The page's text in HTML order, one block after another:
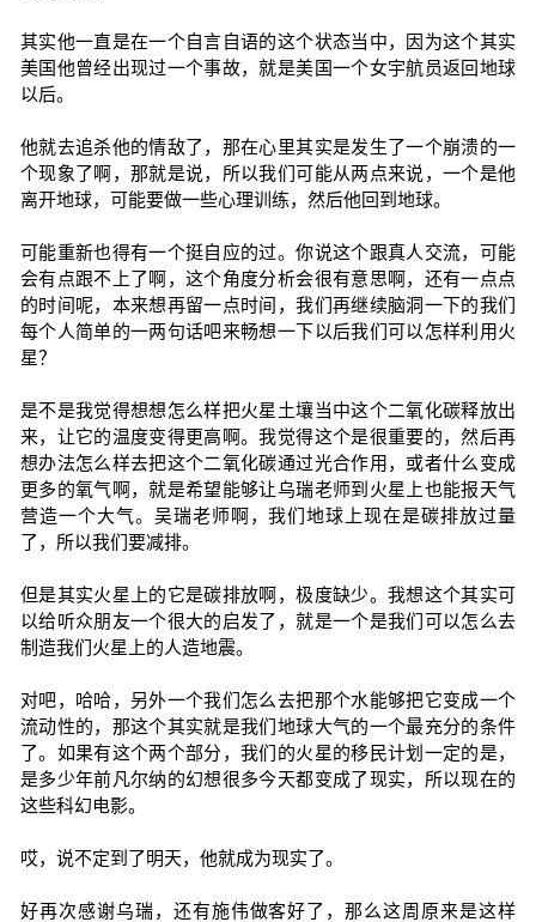
其实他一直是在一个自言自语的这个状态当中，因为这个其实
美国他曾经出现过一个事故，就是美国一个女宇航员返回地球
以后。
他就去追杀他的情敌了，那在心里其实是发生了一个崩溃的一
个现象了啊，那就是说，所以我们可能从两点来说，一个是他
离开地球，可能要做一些心理训练，然后他回到地球。
可能重新也得有一个挺自应的过。你说这个跟真人交流，可能
会有点跟不上了啊，这个角度分析会很有意思啊，还有一点点
的时间呢，本来想再留一点时间，我们再继续脑洞一下的我们
每个人简单的一两句话吧来畅想一下以后我们可以怎样利用火
星？
是不是我觉得想想怎么样把火星土壤当中这个二氧化碳释放出
来，让它的温度变得更高啊。我觉得这个是很重要的，然后再
想办法怎么样去把这个二氧化碳通过光合作用，或者什么变成
更多的氧气啊，就是希望能够让乌瑞老师到火星上也能报天气
营造一个大气。吴瑞老师啊，我们地球上现在是碳排放过量
了，所以我们要减排。
但是其实火星上的它是碳排放啊，极度缺少。我想这个其实可
以给听众朋友一个很大的启发了，就是一个是我们可以怎么去
制造我们火星上的人造地震。
对吧，哈哈，另外一个我们怎么去把那个水能够把它变成一个
流动性的，那这个其实就是我们地球大气的一个最充分的条件
了。如果有这个两个部分，我们的火星的移民计划一定的是，
是多少年前凡尔纳的幻想很多今天都变成了现实，所以现在的
这些科幻电影。
哎，说不定到了明天，他就成为现实了。
好再次感谢乌瑞，还有施伟做客好了，那么这周原来是这样